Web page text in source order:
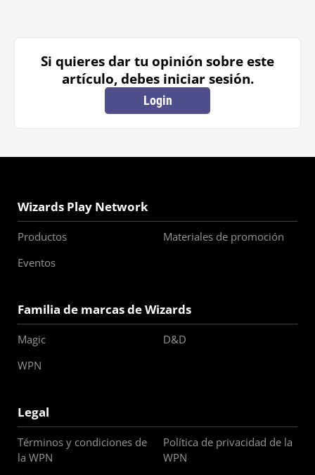
Si quieres dar tu opinión sobre este
artículo, debes iniciar sesión.
Login
Wizards Play Network
Productos
Materiales de promoción
Eventos
Familia de marcas de Wizards
Magic
D&D
WPN
Legal
Términos y condiciones de
la WPN
Política de privacidad de la
WPN